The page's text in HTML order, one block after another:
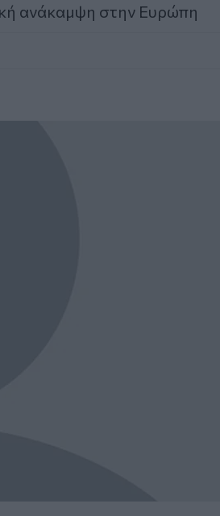
ανάκαμψη στην Ευρώπη